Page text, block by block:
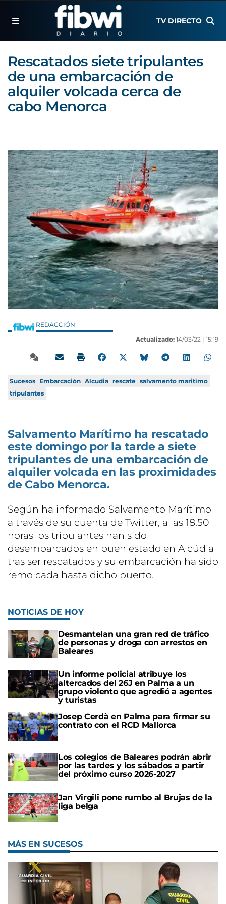
TV DIRECTO
Rescatados siete tripulantes
de una embarcación de
alquiler volcada cerca de
cabo Menorca
REDACCIÓN
Actualizado: 14/03/22 | 15:19
Sucesos Embarcación Alcudia rescate salvamento maritimo
tripulantes
Salvamento Marítimo ha rescatado
este domingo por la tarde a siete
tripulantes de una embarcación de
alquiler volcada en las proximidades
de Cabo Menorca.
Según ha informado Salvamento Marítimo
a través de su cuenta de Twitter, a las 18.50
horas los tripulantes han sido
desembarcados en buen estado en Alcúdia
tras ser rescatados y su embarcación ha sido
remolcada hasta dicho puerto.
NOTICIAS DE HOY
Desmantelan una gran red de tráfico
de personas y droga con arrestos en
Baleares
Un informe policial atribuye los
altercados del 26J en Palma a un
grupo violento que agredió a agentes
y turistas
Josep Cerdà en Palma para firmar su
contrato con el RCD Mallorca
Los colegios de Baleares podrán abrir
por las tardes y los sábados a partir
del próximo curso 2026-2027
Jan Virgili pone rumbo al Brujas de la
liga belga
MÁS EN SUCESOS